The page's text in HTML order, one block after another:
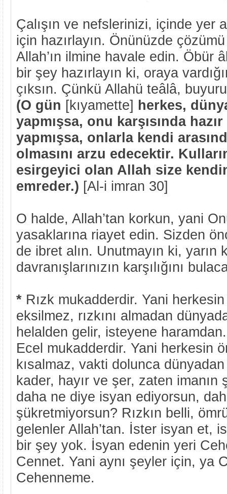
Çalışın ve nefslerinizi, içinde yer
için hazırlayın. Önünüzde
Allah’ın ilmine havale edin. Öbür
bir şey hazırlayın ki, oraya
çıksın. Çünkü Allahü teâlâ,
(O gün [kıyamette] herkes,
yapmışsa, onu karşısında
yapmışsa, onlarla kendi
olmasını arzu edecektir.
esirgeyici olan Allah size
emreder.) [Al-i imran 30]
O halde, Allah’tan korkun, yani
yasaklarına riayet edin. Sizden
de ibret alın. Unutmayın ki, yarın
davranışlarınızın karşılığını
* Rızk mukadderdir. Yani
eksilmez, rızkını almadan
helalden gelir, isteyene
Ecel mukadderdir. Yani herkesin
kısalmaz, vakti dolunca dünyadan
kader, hayır ve şer, zaten imanın
daha ne diye isyan ediyorsun,
şükretmiyorsun? Rızkın belli,
gelenler Allah’tan. İster isyan et,
bir şey yok. İsyan edenin yeri
Cennet. Yani aynı şeyler için, ya
Cehenneme.